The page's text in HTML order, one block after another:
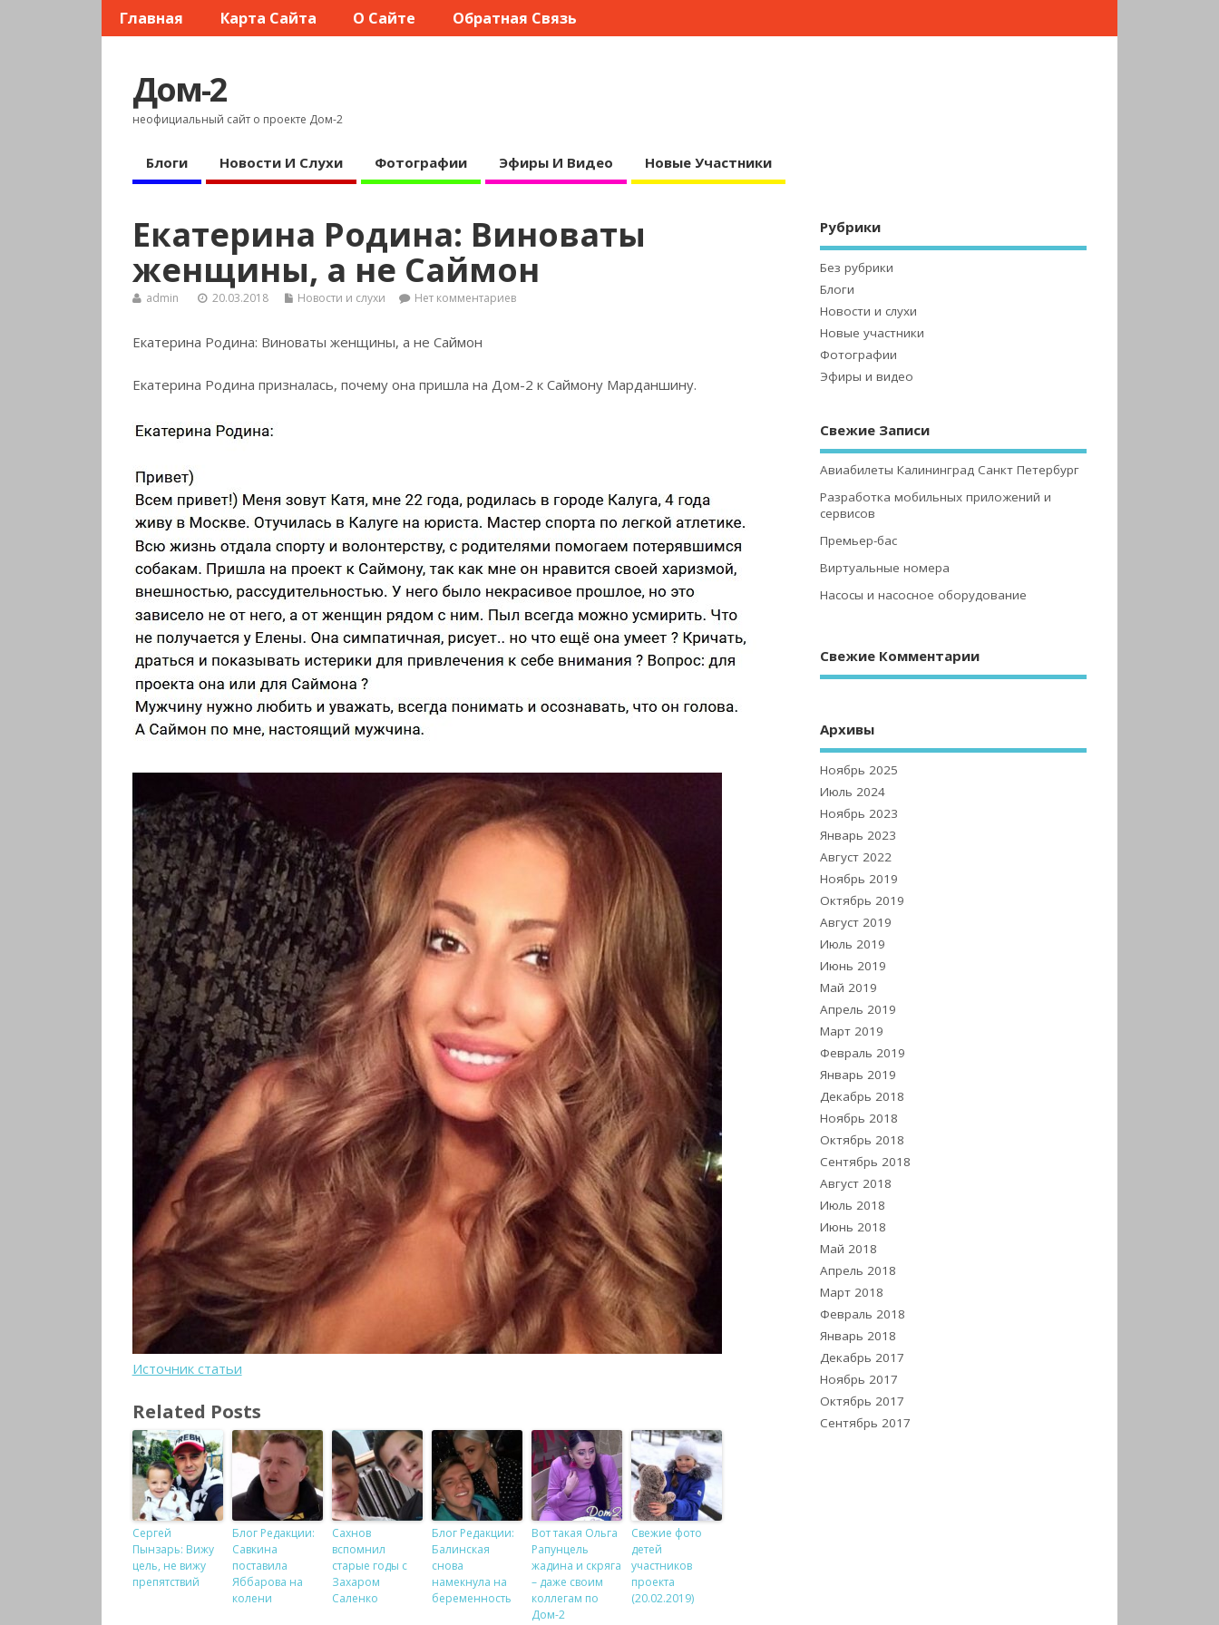
Главная Карта Сайта О Сайте Обратная Связь
Дом-2
неофициальный сайт о проекте Дом-2
Блоги Новости И Слухи Фотографии Эфиры И Видео Новые Участники
Екатерина Родина: Виноваты
женщины, а не Саймон
admin 20.03.2018 Новости и слухи Нет комментариев
Екатерина Родина: Виноваты женщины, а не Саймон
Екатерина Родина призналась, почему она пришла на Дом-2 к Саймону Марданшину.
Источник статьи
Related Posts
Сергей
Пынзарь: Вижу
цель, не вижу
препятствий
Блог Редакции:
Савкина
поставила
Яббарова на
колени
Сахнов
вспомнил
старые годы с
Захаром
Саленко
Блог Редакции:
Балинская
снова
намекнула на
беременность
Вот такая Ольга
Рапунцель
жадина и скряга
– даже своим
коллегам по
Дом-2
Свежие фото
детей
участников
проекта
(20.02.2019)
Рубрики
Без рубрики
Блоги
Новости и слухи
Новые участники
Фотографии
Эфиры и видео
Свежие Записи
Авиабилеты Калининград Санкт Петербург
Разработка мобильных приложений и
сервисов
Премьер-бас
Виртуальные номера
Насосы и насосное оборудование
Свежие Комментарии
Архивы
Ноябрь 2025
Июль 2024
Ноябрь 2023
Январь 2023
Август 2022
Ноябрь 2019
Октябрь 2019
Август 2019
Июль 2019
Июнь 2019
Май 2019
Апрель 2019
Март 2019
Февраль 2019
Январь 2019
Декабрь 2018
Ноябрь 2018
Октябрь 2018
Сентябрь 2018
Август 2018
Июль 2018
Июнь 2018
Май 2018
Апрель 2018
Март 2018
Февраль 2018
Январь 2018
Декабрь 2017
Ноябрь 2017
Октябрь 2017
Сентябрь 2017